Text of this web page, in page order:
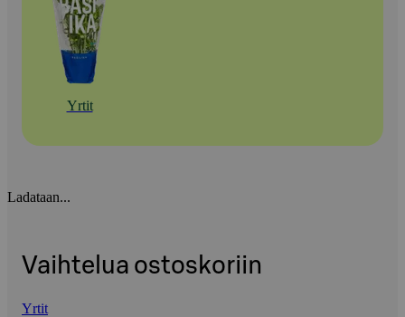
Yrtit
Ladataan...
Vaihtelua ostoskoriin
Yrtit